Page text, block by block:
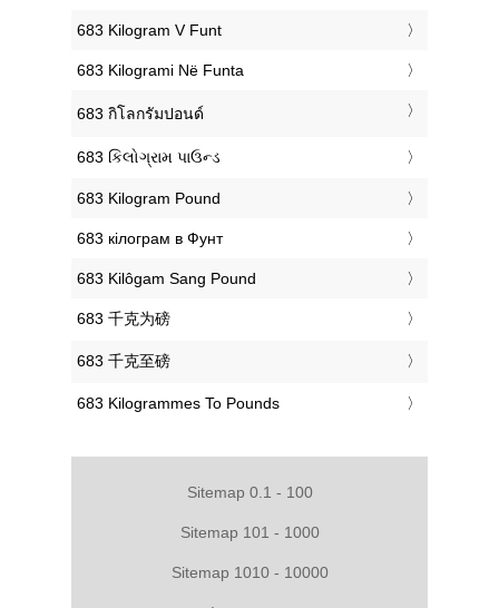
‎683 Kilogram V Funt
‎683 Kilogrami Në Funta
‎683 กิโลกรัมปอนด์
‎683 કિલોગ્રામ પાઉન્ડ
‎683 Kilogram Pound
‎683 кілограм в Фунт
‎683 Kilôgam Sang Pound
‎683 千克为磅
‎683 千克至磅
‎683 Kilogrammes To Pounds
Sitemap 0.1 - 100
Sitemap 101 - 1000
Sitemap 1010 - 10000